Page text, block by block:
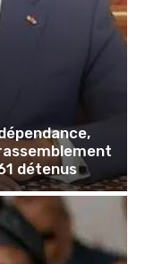
détenus